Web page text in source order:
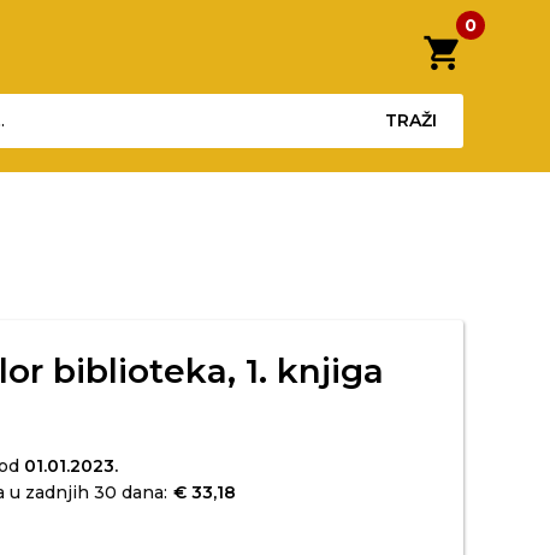
shopping_cart
0
TRAŽI
biblioteka, 1. knjiga
01.01.2023.
u zadnjih 30 dana: € 33,18